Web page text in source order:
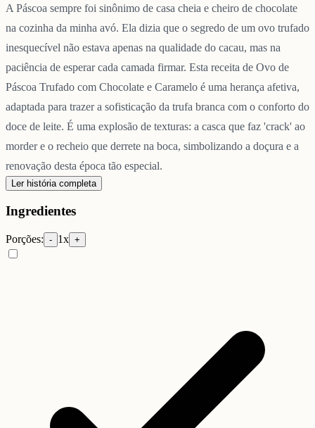
A Páscoa sempre foi sinônimo de casa cheia e cheiro de chocolate
na cozinha da minha avó. Ela dizia que o segredo de um ovo trufado
inesquecível não estava apenas na qualidade do cacau, mas na
paciência de esperar cada camada firmar. Esta receita de Ovo de
Páscoa Trufado com Chocolate e Caramelo é uma herança afetiva,
adaptada para trazer a sofisticação da trufa branca com o conforto do
doce de leite. É uma explosão de texturas: a casca que faz 'crack' ao
morder e o recheio que derrete na boca, simbolizando a doçura e a
renovação desta época tão especial.
Ler história completa
Ingredientes
Porções: - 1x +